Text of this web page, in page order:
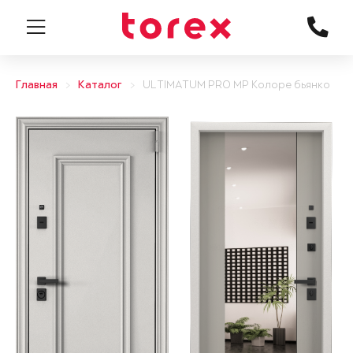
Главная Каталог ULTIMATUM PRO MP Колоре бьянко